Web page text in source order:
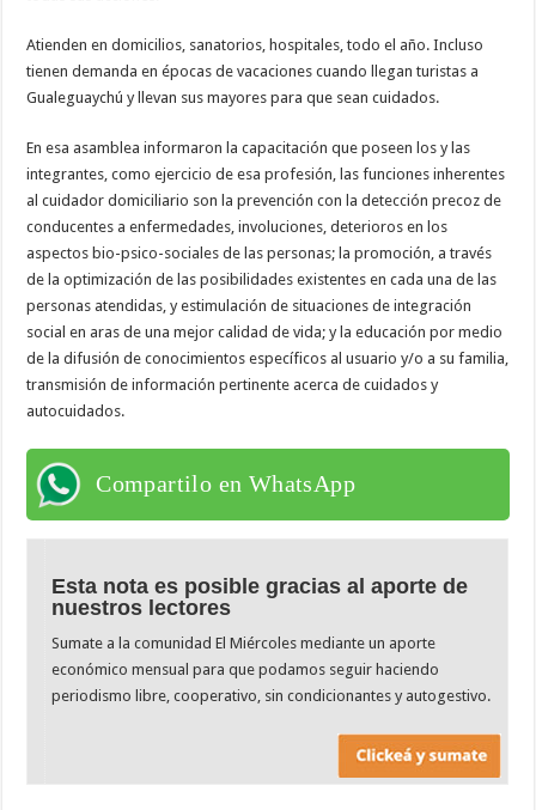
Atienden en domicilios, sanatorios, hospitales, todo el año. Incluso
tienen demanda en épocas de vacaciones cuando llegan turistas a
Gualeguaychú y llevan sus mayores para que sean cuidados.
En esa asamblea informaron la capacitación que poseen los y las
integrantes, como ejercicio de esa profesión, las funciones inherentes
al cuidador domiciliario son la prevención con la detección precoz de
conducentes a enfermedades, involuciones, deterioros en los
aspectos bio-psico-sociales de las personas; la promoción, a través
de la optimización de las posibilidades existentes en cada una de las
personas atendidas, y estimulación de situaciones de integración
social en aras de una mejor calidad de vida; y la educación por medio
de la difusión de conocimientos específicos al usuario y/o a su familia,
transmisión de información pertinente acerca de cuidados y
autocuidados.
Compartilo en WhatsApp
Esta nota es posible gracias al aporte de
nuestros lectores
Sumate a la comunidad El Miércoles mediante un aporte
económico mensual para que podamos seguir haciendo
periodismo libre, cooperativo, sin condicionantes y autogestivo.